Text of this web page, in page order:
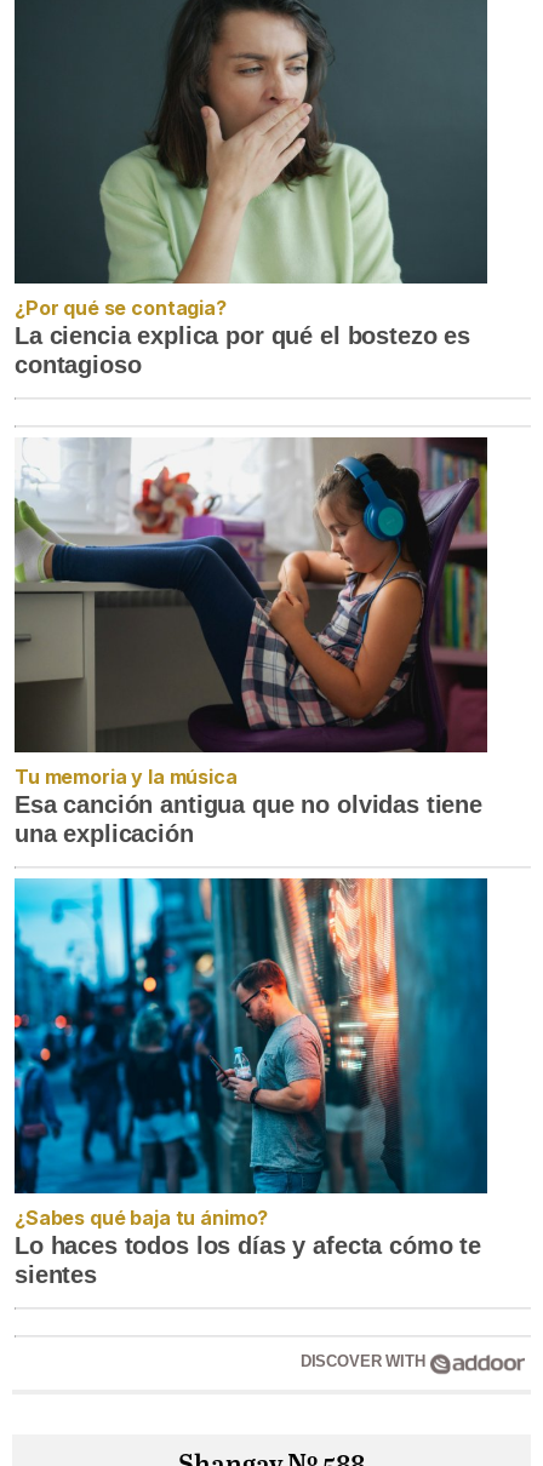
¿Por qué se contagia?
La ciencia explica por qué el bostezo es
contagioso
Tu memoria y la música
Esa canción antigua que no olvidas tiene
una explicación
¿Sabes qué baja tu ánimo?
Lo haces todos los días y afecta cómo te
sientes
DISCOVER WITH